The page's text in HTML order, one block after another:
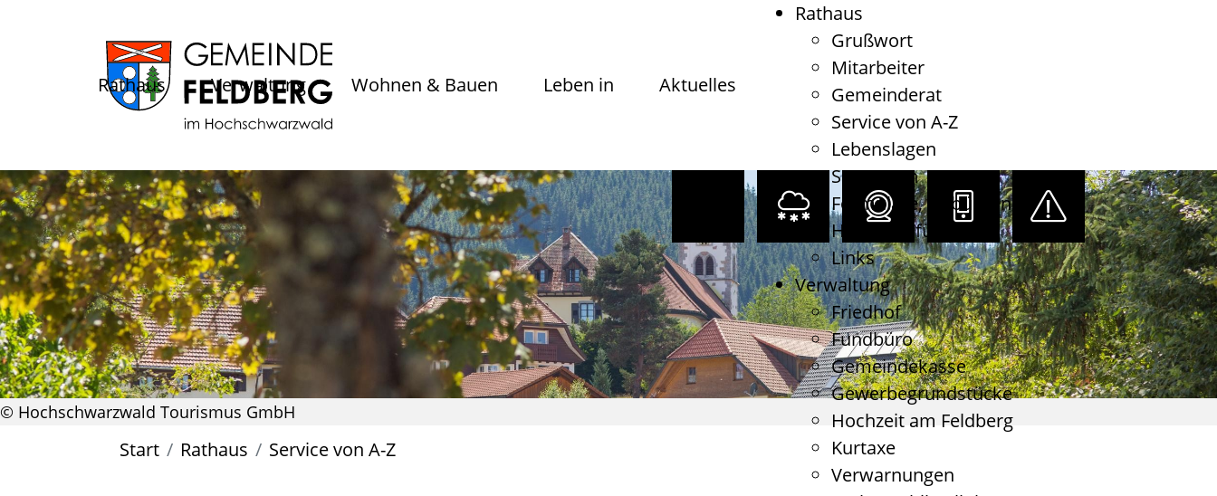
Rathaus Verwaltung Wohnen & Bauen Leben in Aktuelles
Rathaus
Grußwort
Mitarbeiter
Gemeinderat
Service von A-Z
Lebenslagen
Satzungen
Formulare, Gebühren
Haushaltsführung
Links
Verwaltung
Friedhof
Fundbüro
Gemeindekasse
Gewerbegrundstücke
Hochzeit am Feldberg
Kurtaxe
Verwarnungen
© Hochschwarzwald Tourismus GmbH
Start Rathaus Service von A-Z